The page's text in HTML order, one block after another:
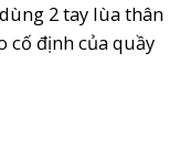
2 tay lùa thân
cố định của quầy